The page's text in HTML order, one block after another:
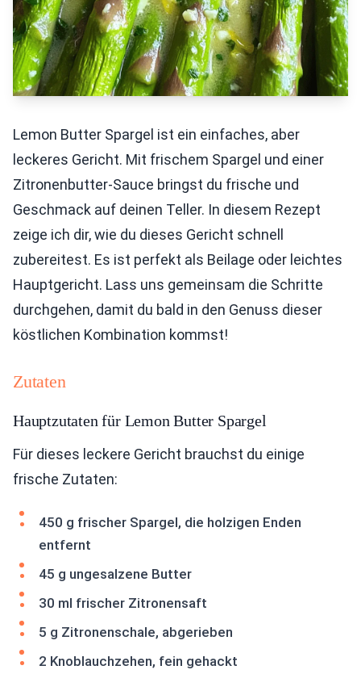
Lemon Butter Spargel ist ein einfaches, aber
leckeres Gericht. Mit frischem Spargel und einer
Zitronenbutter-Sauce bringst du frische und
Geschmack auf deinen Teller. In diesem Rezept
zeige ich dir, wie du dieses Gericht schnell
zubereitest. Es ist perfekt als Beilage oder leichtes
Hauptgericht. Lass uns gemeinsam die Schritte
durchgehen, damit du bald in den Genuss dieser
köstlichen Kombination kommst!
Zutaten
Hauptzutaten für Lemon Butter Spargel
Für dieses leckere Gericht brauchst du einige
frische Zutaten:
450 g frischer Spargel, die holzigen Enden
entfernt
45 g ungesalzene Butter
30 ml frischer Zitronensaft
5 g Zitronenschale, abgerieben
2 Knoblauchzehen, fein gehackt